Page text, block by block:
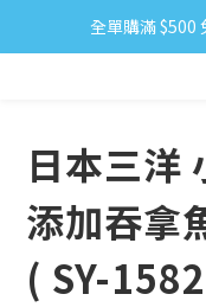
小食
全單購滿 $500
小
日本三洋
添加吞拿
( SY-